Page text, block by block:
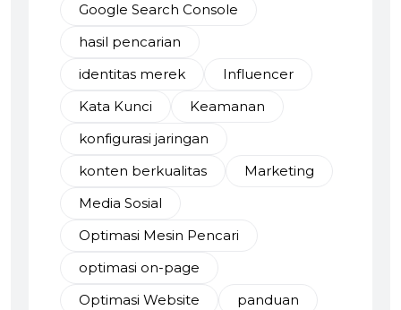
Google Search Console
hasil pencarian
identitas merek
Influencer
Kata Kunci
Keamanan
konfigurasi jaringan
konten berkualitas
Marketing
Media Sosial
Optimasi Mesin Pencari
optimasi on-page
Optimasi Website
panduan